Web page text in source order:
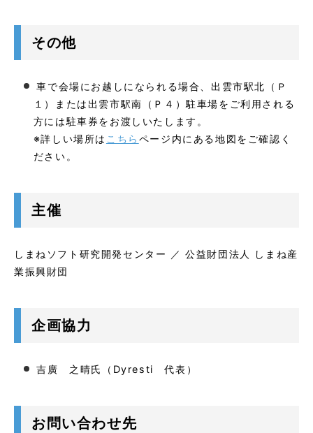
その他
車で会場にお越しになられる場合、出雲市駅北（Ｐ
１）または出雲市駅南（Ｐ４）駐車場をご利用される
方には駐車券をお渡しいたします。
※詳しい場所は こちら ページ内にある地図をご確認く
ださい。
主催
しまねソフト研究開発センター ／ 公益財団法人 しまね産
業振興財団
企画協力
吉廣 之晴氏（Dyresti 代表）
お問い合わせ先